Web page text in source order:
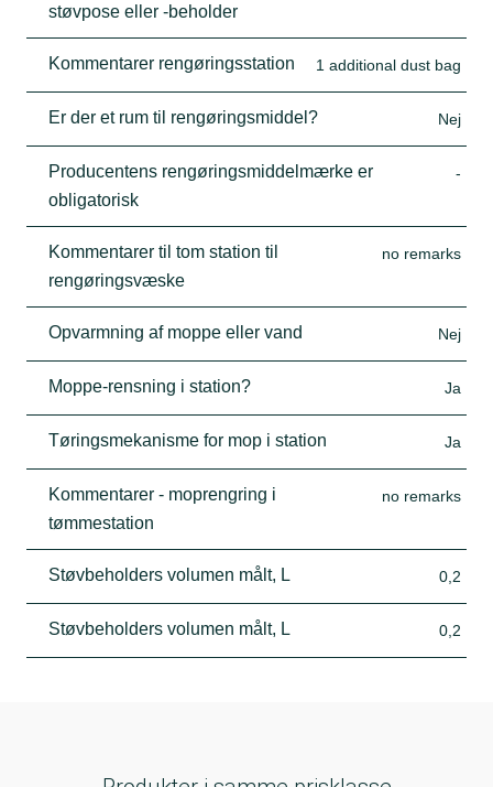
støvpose eller -beholder
Kommentarer rengøringsstation 1 additional dust bag
Er der et rum til rengøringsmiddel? Nej
Producentens rengøringsmiddelmærke er
obligatorisk
-
Kommentarer til tom station til
rengøringsvæske
no remarks
Opvarmning af moppe eller vand Nej
Moppe-rensning i station? Ja
Tøringsmekanisme for mop i station Ja
Kommentarer - moprengring i
tømmestation
no remarks
Støvbeholders volumen målt, L 0,2
Støvbeholders volumen målt, L 0,2